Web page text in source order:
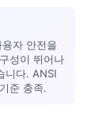
자 안전을
성이 뛰어나
니다. ANSI
준 충족.